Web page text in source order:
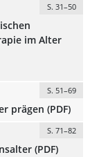
S. 31–50
im Alter
S. 51–69
prägen (PDF)
S. 71–82
(PDF)